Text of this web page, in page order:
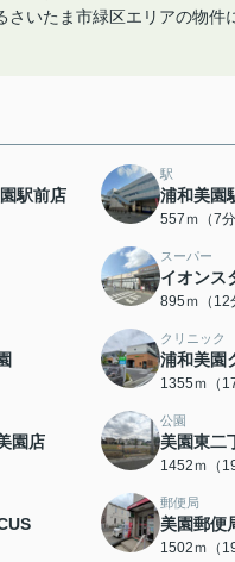
さいたま市緑区エリアの物
駅前店
駅
浦和美園
557ｍ（7分
スーパー
イオンス
895ｍ（12
クリニック
浦和美園
1355ｍ（
園店
公園
美園東二
1452ｍ（
郵便局
美園郵便
1502ｍ（